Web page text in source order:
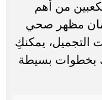
من أهم
مظهر صحي
التجميل، يمكنكِ
بخطوات بسيطة